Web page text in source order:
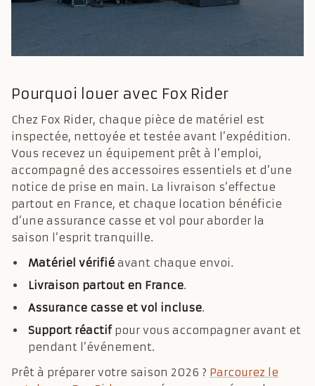
Pourquoi louer avec Fox Rider
Chez Fox Rider, chaque pièce de matériel est
inspectée, nettoyée et testée avant l’expédition.
Vous recevez un équipement prêt à l’emploi,
accompagné des accessoires essentiels et d’une
notice de prise en main. La livraison s’effectue
partout en France, et chaque location bénéficie
d’une assurance casse et vol pour aborder la
saison l’esprit tranquille.
Matériel vérifié avant chaque envoi.
Livraison partout en France.
Assurance casse et vol incluse.
Support réactifpour vous accompagner avant et
pendant l’événement.
Prêt à préparer votre saison 2026 ? Parcourez le